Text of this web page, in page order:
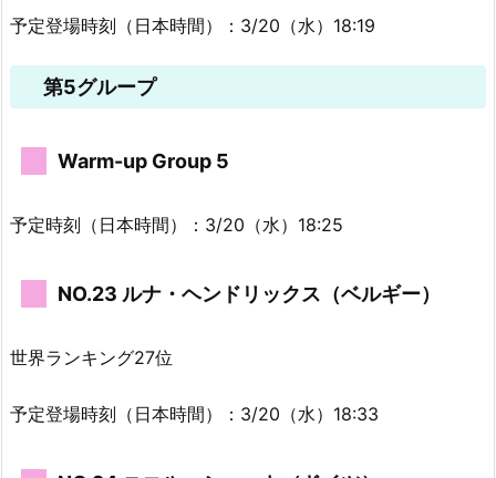
予定登場時刻（日本時間）：3/20（水）18:19
第5グループ
Warm-up Group 5
予定時刻（日本時間）：3/20（水）18:25
NO.23 ルナ・ヘンドリックス（ベルギー）
世界ランキング27位
予定登場時刻（日本時間）：3/20（水）18:33